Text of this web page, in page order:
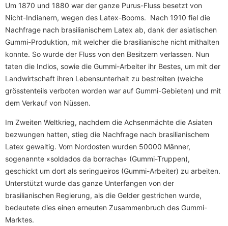
Um 1870 und 1880 war der ganze Purus-Fluss besetzt von
Nicht-Indianern, wegen des Latex-Booms. Nach 1910 fiel die
Nachfrage nach brasilianischem Latex ab, dank der asiatischen
Gummi-Produktion, mit welcher die brasilianische nicht mithalten
konnte. So wurde der Fluss von den Besitzern verlassen. Nun
taten die Indios, sowie die Gummi-Arbeiter ihr Bestes, um mit der
Landwirtschaft ihren Lebensunterhalt zu bestreiten (welche
grösstenteils verboten worden war auf Gummi-Gebieten) und mit
dem Verkauf von Nüssen.
Im Zweiten Weltkrieg, nachdem die Achsenmächte die Asiaten
bezwungen hatten, stieg die Nachfrage nach brasilianischem
Latex gewaltig. Vom Nordosten wurden 50000 Männer,
sogenannte «soldados da borracha» (Gummi-Truppen),
geschickt um dort als seringueiros (Gummi-Arbeiter) zu arbeiten.
Unterstützt wurde das ganze Unterfangen von der
brasilianischen Regierung, als die Gelder gestrichen wurde,
bedeutete dies einen erneuten Zusammenbruch des Gummi-
Marktes.